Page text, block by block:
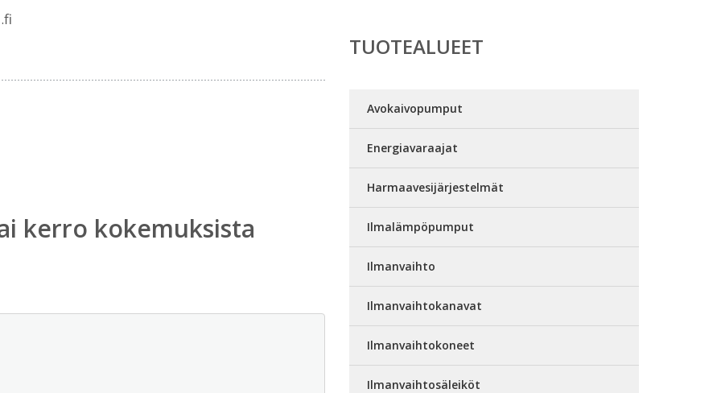
kerro kokemuksista
TUOTEALUEET
Avokaivopumput
Energiavaraajat
Harmaavesijärjestelmät
Ilmalämpöpumput
Ilmanvaihto
Ilmanvaihtokanavat
Ilmanvaihtokoneet
Ilmanvaihtosäleiköt